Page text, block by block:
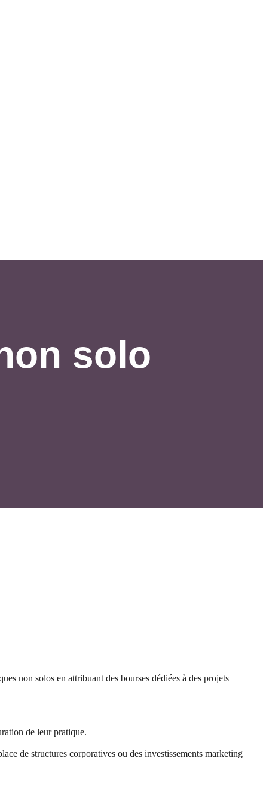
solo
non solos en attribuant des bourses dédiées à des projets
de leur pratique.
de structures corporatives ou des investissements marketing